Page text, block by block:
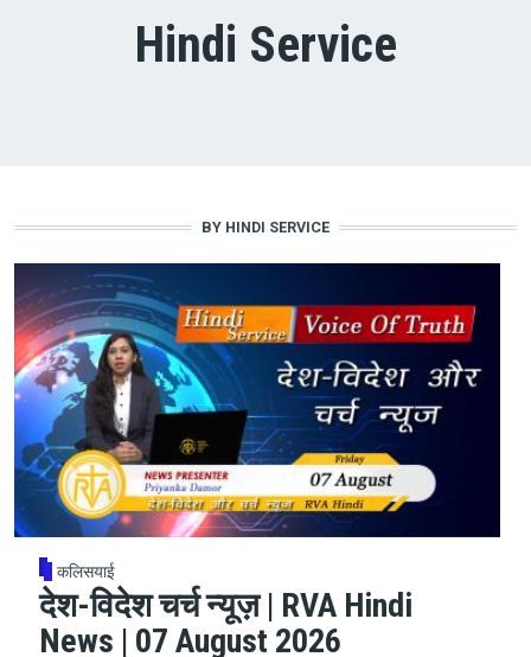
Hindi Service
BY HINDI SERVICE
कलिसयाई
देश-विदेश चर्च न्यूज़ | RVA Hindi
News | 07 August 2026